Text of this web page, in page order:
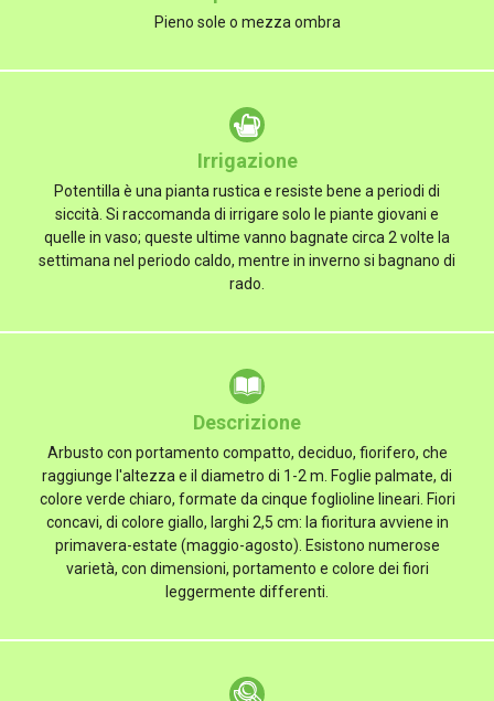
Pieno sole o mezza ombra
Irrigazione
Potentilla è una pianta rustica e resiste bene a periodi di
siccità. Si raccomanda di irrigare solo le piante giovani e
quelle in vaso; queste ultime vanno bagnate circa 2 volte la
settimana nel periodo caldo, mentre in inverno si bagnano di
rado.
Descrizione
Arbusto con portamento compatto, deciduo, fiorifero, che
raggiunge l'altezza e il diametro di 1-2 m. Foglie palmate, di
colore verde chiaro, formate da cinque foglioline lineari. Fiori
concavi, di colore giallo, larghi 2,5 cm: la fioritura avviene in
primavera-estate (maggio-agosto). Esistono numerose
varietà, con dimensioni, portamento e colore dei fiori
leggermente differenti.